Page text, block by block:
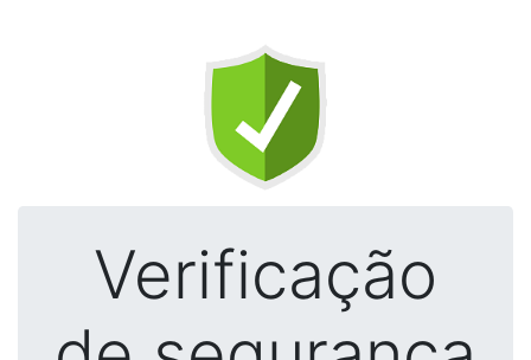
Verificação